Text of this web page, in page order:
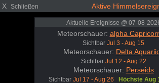
X Schließen Aktive
Aktuelle Ereignisse @ 07-08-
Meteorschauer: alpha
Sichtbar Jul 3 - Aug 15
Meteorschauer: Delta
Sichtbar Jul 12 - Aug 22
Meteorschauer: Perseids
Sichtbar Jul 17 - Aug 26 Höchste Aug